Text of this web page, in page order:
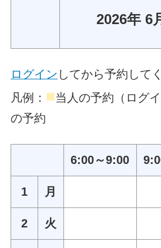
2026年 6
ログイン してから予約して
凡例： ■当人の予約（ログ
の予約
6:00～9:00
1 月
2 火